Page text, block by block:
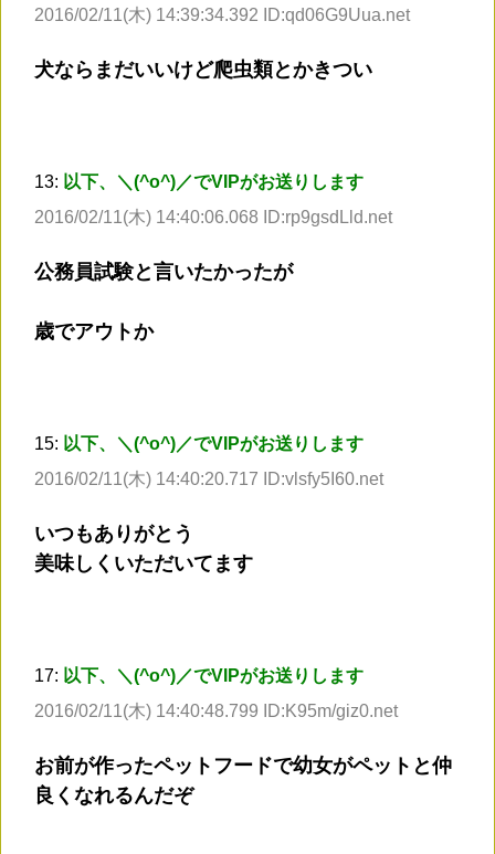
2016/02/11(木) 14:39:34.392 ID:qd06G9Uua.net
犬ならまだいいけど爬虫類とかきつい
13: 以下、＼(^o^)／でVIPがお送りします
2016/02/11(木) 14:40:06.068 ID:rp9gsdLld.net
公務員試験と言いたかったが
歳でアウトか
15: 以下、＼(^o^)／でVIPがお送りします
2016/02/11(木) 14:40:20.717 ID:vlsfy5I60.net
いつもありがとう
美味しくいただいてます
17: 以下、＼(^o^)／でVIPがお送りします
2016/02/11(木) 14:40:48.799 ID:K95m/giz0.net
お前が作ったペットフードで幼女がペットと仲
良くなれるんだぞ